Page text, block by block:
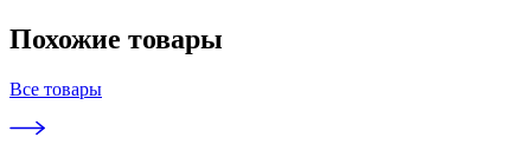
Похожие товары
Все товары